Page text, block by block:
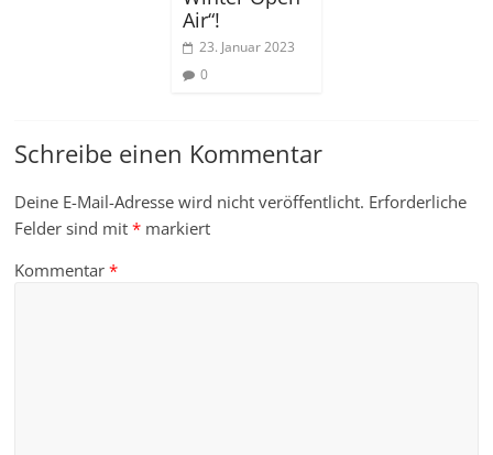
Air“!
23. Januar 2023
0
Schreibe einen Kommentar
Deine E-Mail-Adresse wird nicht veröffentlicht. Erforderliche
Felder sind mit* markiert
Kommentar*